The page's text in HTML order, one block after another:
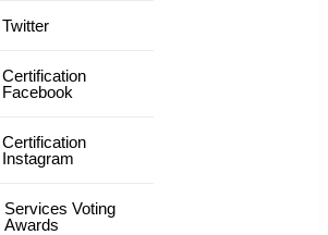
Twitter
Certification
Facebook
Certification
Instagram
Services Voting
Awards